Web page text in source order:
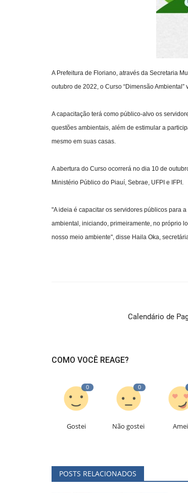
A Prefeitura de Floriano, através da Secretaria
outubro de 2022, o Curso “Dimensão
A capacitação terá como público-alvo os
questões ambientais, além de estimular a
mesmo em suas casas.
A abertura do Curso ocorrerá no dia 10 de
Ministério Público do Piauí, Sebrae, UFPI e IFPI.
"A ideia é capacitar os servidores públicos para
ambiental, iniciando, primeiramente, no próprio
nosso meio ambiente", disse Haila Oka,
Calendário de
COMO VOCÊ REAGE?
0
Gostei
0
Não gostei Amei
POSTS RELACIONADOS